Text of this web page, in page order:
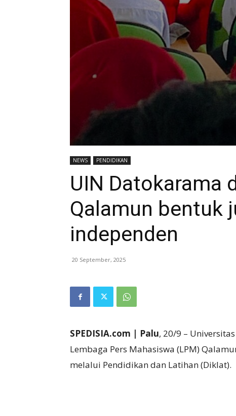
NEWS PENDIDIKAN
UIN Datokarama
Qalamun bentuk
independen
20 September, 2025
SPEDISIA.com | Palu, 20/9 –
Lembaga Pers Mahasiswa (LPM)
melalui Pendidikan dan Latihan (Diklat).